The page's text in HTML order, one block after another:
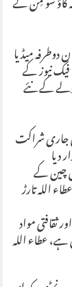
میڈیا
نیوز کے
کے نئے
جاری شراکت
دیا
چین کے
اللہ تارڑ
ثقافتی مواد
عطاء اللہ